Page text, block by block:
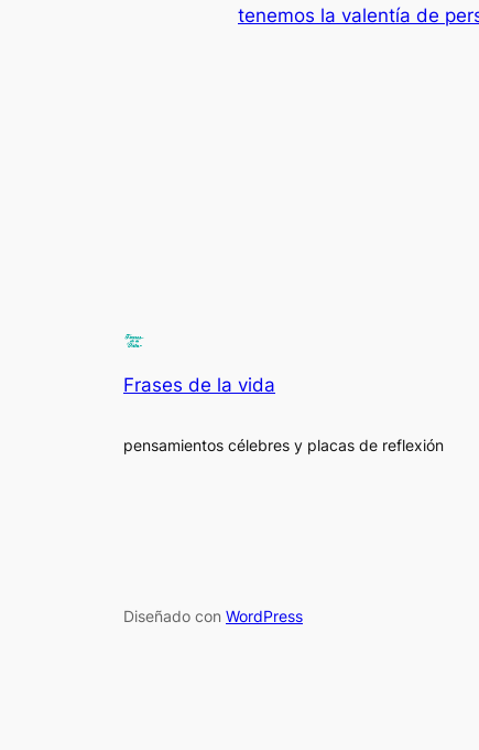
tenemos la valentía de
Frases de la vida
pensamientos célebres y placas de reflexión
Diseñado con WordPress